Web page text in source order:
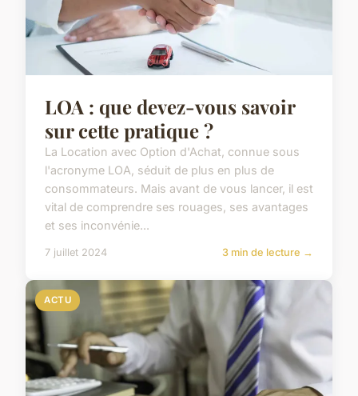
LOA : que devez-vous savoir
sur cette pratique ?
La Location avec Option d'Achat, connue sous
l'acronyme LOA, séduit de plus en plus de
consommateurs. Mais avant de vous lancer, il est
vital de comprendre ses rouages, ses avantages
et ses inconvénie...
7 juillet 2024 3 min de lecture →
ACTU